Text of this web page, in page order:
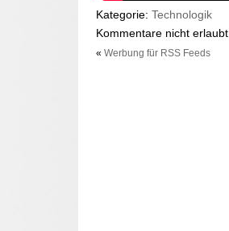
Kategorie: Technologik
Kommentare nicht erlaubt
« Werbung für RSS Feeds